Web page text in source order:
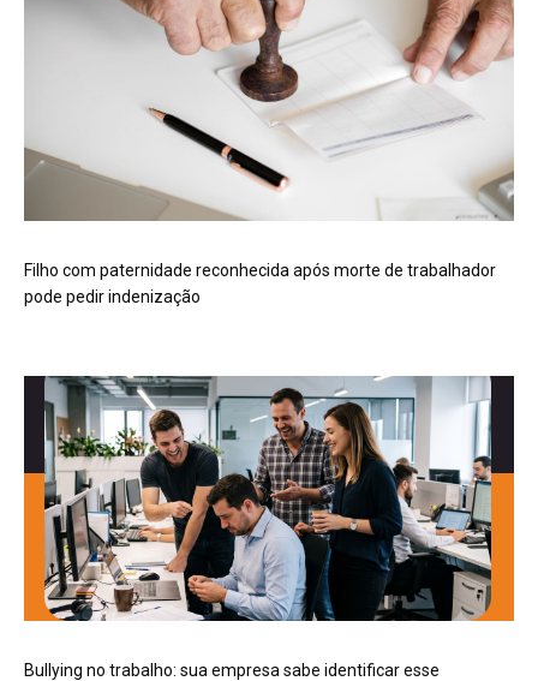
Filho com paternidade reconhecida após morte de trabalhador
pode pedir indenização
Bullying no trabalho: sua empresa sabe identificar esse